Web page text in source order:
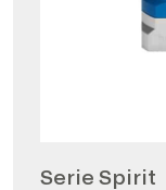
Serie Spirit